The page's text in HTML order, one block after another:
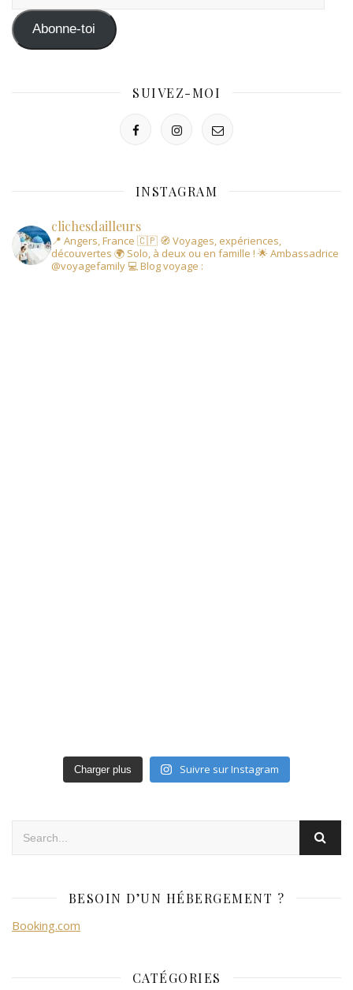
mail Abonne-toi
SUIVEZ-MOI
INSTAGRAM
clichesdailleurs
📍 Angers, France 🇨🇵 🧭 Voyages, expériences,
découvertes 🌍 Solo, à deux ou en famille ! 🌟 Ambassadrice
@voyagefamily 💻 Blog voyage :
Charger plus Suivre sur Instagram
BESOIN D’UN HÉBERGEMENT ?
Booking.com
CATÉGORIES